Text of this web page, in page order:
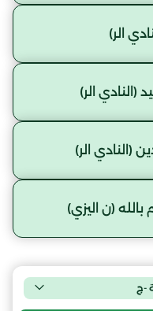
الر)
الر)
(النادي الر)
(ن اليزي)